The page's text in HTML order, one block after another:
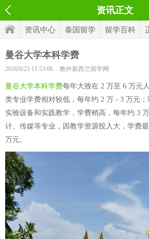
资讯正文
资讯中心 泰国留学 留学百科
曼谷大学本科学费
2026/6/23 11:53:06 教外新西兰留学网
曼谷大学本科学费每年大致在 2 万至 6 万元
类专业学费相对较低，每年约 2 万 - 3 万元
实验设备和实践教学，学费稍高，每年约 3
计、传媒等专业，因教学资源投入大，学费
万元。